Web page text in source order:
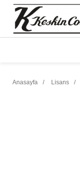
Anasayfa Lisans